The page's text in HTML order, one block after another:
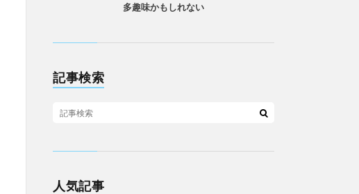
多趣味かもしれない
記事検索
人気記事